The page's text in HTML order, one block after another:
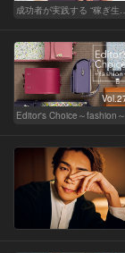
成功者が実
Editor's Choice～fashion～